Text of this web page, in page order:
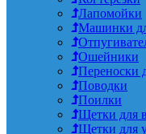
Лапомойки
Машинки
Ошейники
Переноски
Поводки
Поилки
Щетки для
Щетки для